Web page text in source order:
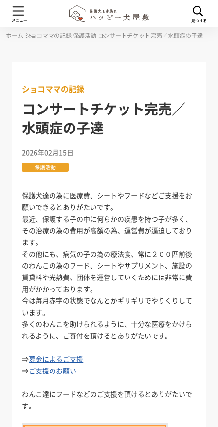
ホーム ショコママの記録保護活動 コンサートチケット完売／水頭症の子達
ショコママの記録
コンサートチケット完売／
水頭症の子達
2026年02月15日
保護活動
保護犬達の為に医療費、シートやフードなどご支援をお
願いできるとありがたいです。
最近、保護する子の中に何らかの疾患を持つ子が多く、
その治療の為の費用が高額の為、運営費が逼迫しており
ます。
その他にも、病気の子の為の療法食、常に２００匹前後
のわんこの為のフード、シートやサプリメント、施設の
賃貸料や光熱費、団体を運営していくためには非常に費
用がかかっております。
今は毎月赤字の状態でなんとかギリギリでやりくりして
います。
多くのわんこを助けられるように、十分な医療をかけら
れるように、ご寄付を頂けるとありがたいです。
⇒募金によるご支援
⇒ご支援のお願い
わんこ達にフードなどのご支援を頂けるとありがたいで
す。